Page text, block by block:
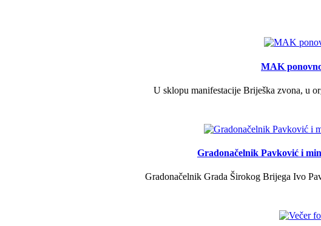
MAK
U sklopu manifestacije Briješka zvona, u
Gradonačelnik Pavković i
Gradonačelnik Grada Širokog Brijega Ivo